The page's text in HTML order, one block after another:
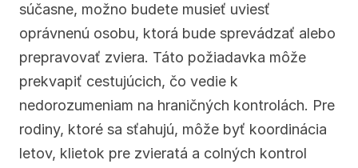
súčasne, možno budete musieť uviesť
oprávnenú osobu, ktorá bude sprevádzať alebo
prepravovať zviera. Táto požiadavka môže
prekvapiť cestujúcich, čo vedie k
nedorozumeniam na hraničných kontrolách. Pre
rodiny, ktoré sa sťahujú, môže byť koordinácia
letov, klietok pre zvieratá a colných kontrol